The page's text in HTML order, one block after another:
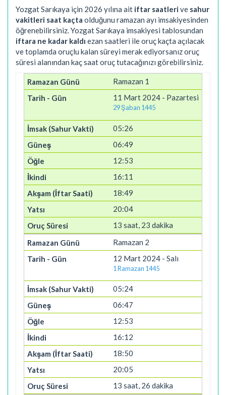
Yozgat Sarıkaya için 2026 yılına ait iftar saatlerive sahur
vakitleri saat kaçta olduğunu ramazan ayı imsakiyesinden
öğrenebilirsiniz. Yozgat Sarıkaya imsakiyesi tablosundan
iftara ne kadar kaldı ezan saatleri ile oruç kaçta açılacak
ve toplamda oruçlu kalan süreyi merak ediyorsanız oruç
süresi alanından kaç saat oruç tutacağınızı görebilirsiniz.
Ramazan 1
11 Mart 2024 - Pazartesi
29 Şaban 1445
05:26
06:49
12:53
16:11
18:49
20:04
13 saat, 23 dakika
Ramazan 2
12 Mart 2024 - Salı
1 Ramazan 1445
05:24
06:47
12:53
16:12
18:50
20:05
13 saat, 26 dakika